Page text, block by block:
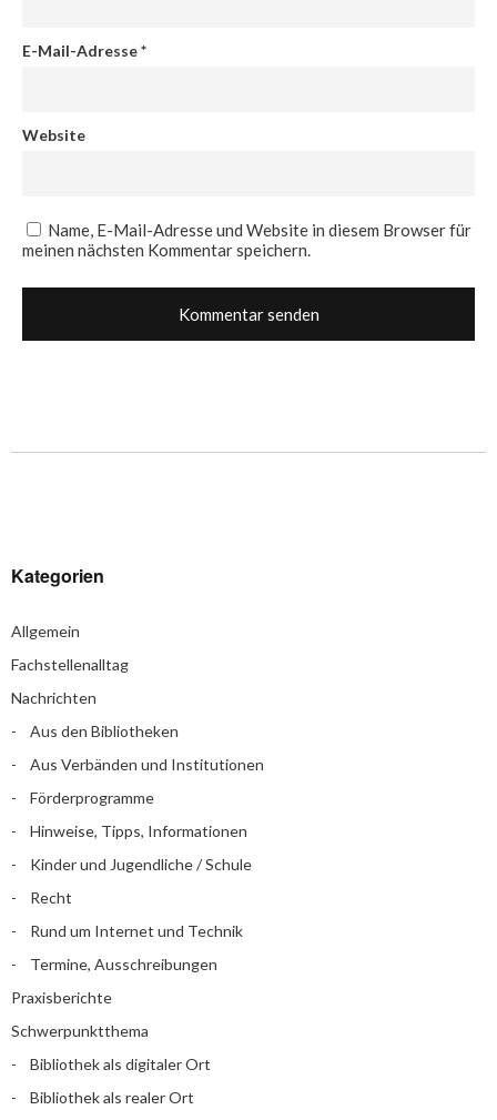
E-Mail-Adresse*
Website
Name, E-Mail-Adresse und Website in diesem Browser für
meinen nächsten Kommentar speichern.
Kategorien
Allgemein
Fachstellenalltag
Nachrichten
Aus den Bibliotheken
Aus Verbänden und Institutionen
Förderprogramme
Hinweise, Tipps, Informationen
Kinder und Jugendliche / Schule
Recht
Rund um Internet und Technik
Termine, Ausschreibungen
Praxisberichte
Schwerpunktthema
Bibliothek als digitaler Ort
Bibliothek als realer Ort